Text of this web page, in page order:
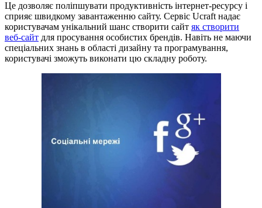
Це дозволяє поліпшувати продуктивність інтернет-ресурсу і
сприяє швидкому завантаженню сайту. Сервіс Ucraft надає
користувачам унікальний шанс створити сайт як створити
веб-сайт для просування особистих брендів. Навіть не маючи
спеціальних знань в області дизайну та програмування,
користувачі зможуть виконати цю складну роботу.